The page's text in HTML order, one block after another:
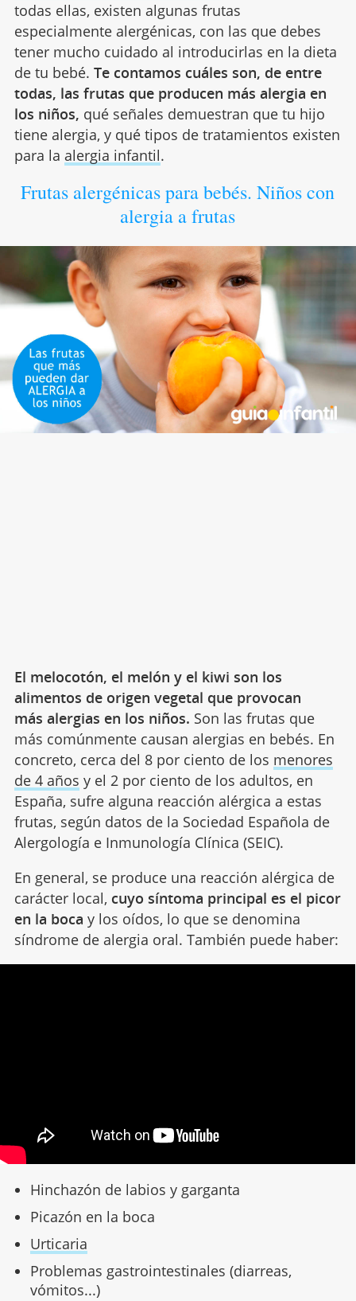
todas ellas, existen algunas frutas
especialmente alergénicas, con las que debes
tener mucho cuidado al introducirlas en la dieta
de tu bebé. Te contamos cuáles son, de entre
todas, las frutas que producen más alergia en
los niños, qué señales demuestran que tu hijo
tiene alergia, y qué tipos de tratamientos existen
para la alergia infantil.
Frutas alergénicas para bebés. Niños con
alergia a frutas
El melocotón, el melón y el kiwi son los
alimentos de origen vegetal que provocan
más alergias en los niños. Son las frutas que
más comúnmente causan alergias en bebés. En
concreto, cerca del 8 por ciento de los menores
de 4 años y el 2 por ciento de los adultos, en
España, sufre alguna reacción alérgica a estas
frutas, según datos de la Sociedad Española de
Alergología e Inmunología Clínica (SEIC).
En general, se produce una reacción alérgica de
carácter local, cuyo síntoma principal es el picor
en la boca y los oídos, lo que se denomina
síndrome de alergia oral. También puede haber:
Hinchazón de labios y garganta
Picazón en la boca
Urticaria
Problemas gastrointestinales (diarreas,
vómitos...)